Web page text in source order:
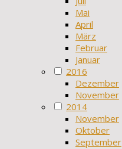
Mai
April
März
Februar
Januar
2016
Dezember
November
2014
November
Oktober
September